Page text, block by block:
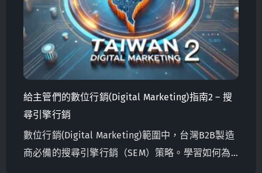
給主管們的數位行銷(Digital Marketing)指南2 – 搜
尋引擎行銷
數位行銷(Digital Marketing)範圍中，台灣B2B製造
商必備的搜尋引擎行銷（SEM）策略。學習如何為